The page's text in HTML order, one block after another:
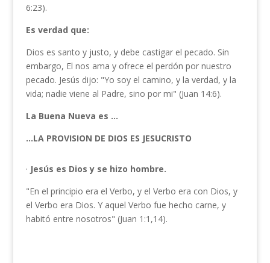
6:23).
Es verdad que:
Dios es santo y justo, y debe castigar el pecado. Sin
embargo, El nos ama y ofrece el perdón por nuestro
pecado. Jesús dijo: "Yo soy el camino, y la verdad, y la
vida; nadie viene al Padre, sino por mi" (Juan 14:6).
La Buena Nueva es …
…LA PROVISION DE DIOS ES JESUCRISTO
· Jesús es Dios y se hizo hombre.
"En el principio era el Verbo, y el Verbo era con Dios, y
el Verbo era Dios. Y aquel Verbo fue hecho carne, y
habitó entre nosotros" (Juan 1:1,14).